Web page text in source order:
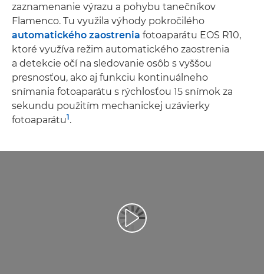
zaznamenanie výrazu a pohybu tanečníkov
Flamenco. Tu využila výhody pokročilého
automatického zaostrenia fotoaparátu EOS R10,
ktoré využíva režim automatického zaostrenia
a detekcie očí na sledovanie osôb s vyššou
presnosťou, ako aj funkciu kontinuálneho
snímania fotoaparátu s rýchlosťou 15 snímok za
sekundu použitím mechanickej uzávierky
fotoaparátu1.
Prehrať video